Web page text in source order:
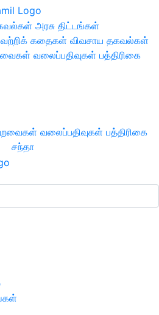
அரசு திட்டங்கள்
கதைகள் விவசாய தகவல்கள்
வலைப்பதிவுகள் பத்திரிகை
வலைப்பதிவுகள் பத்திரிகை
சந்தா